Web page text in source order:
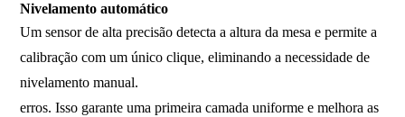
Nivelamento automático
Um sensor de alta precisão detecta a altura da mesa e permite a
calibração com um único clique, eliminando a necessidade de
nivelamento manual.
erros. Isso garante uma primeira camada uniforme e melhora as